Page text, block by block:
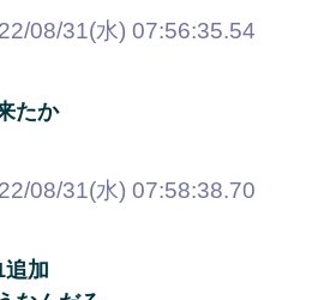
08/31(水) 07:56:35.54
たか
08/31(水) 07:58:38.70
追加